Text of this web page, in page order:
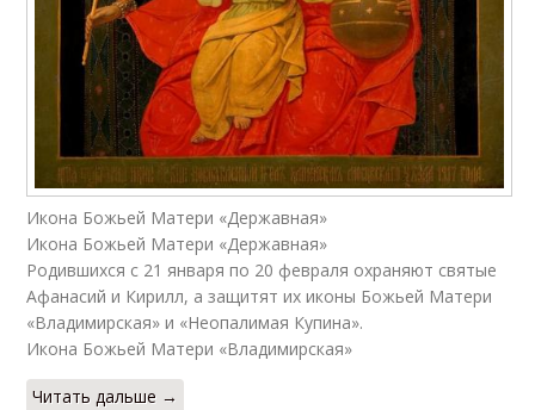
Икона Божьей Матери «Державная»
Икона Божьей Матери «Державная»
Родившихся с 21 января по 20 февраля охраняют святые
Афанасий и Кирилл, а защитят их иконы Божьей Матери
«Владимирская» и «Неопалимая Купина».
Икона Божьей Матери «Владимирская»
Читать дальше →